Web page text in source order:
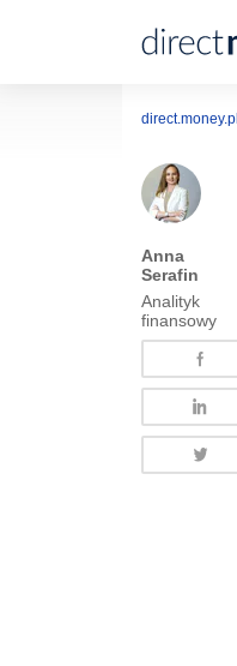
direct.money.pl
Anna
Serafin
Analityk
finansowy